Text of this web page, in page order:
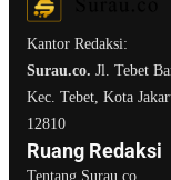
Kantor Redaksi:
Surau.co. Jl. Tebet
Kec. Tebet, Kota
12810
Ruang Redaksi
Tentang Surau.co